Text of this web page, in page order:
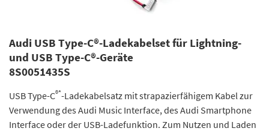
Audi USB Type-C®-Ladekabelset für Lightning-
und USB Type-C®-Geräte
8S0051435S
USB Type-C®*-Ladekabelsatz mit strapazierfähigem Kabel zur
Verwendung des Audi Music Interface, des Audi Smartphone
Interface oder der USB-Ladefunktion. Zum Nutzen und Laden